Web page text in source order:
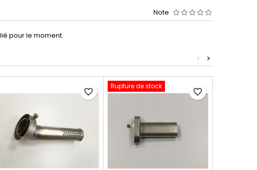
Note
pour le moment.
>
<
favorite_border
Rupture de stock
favorite_border